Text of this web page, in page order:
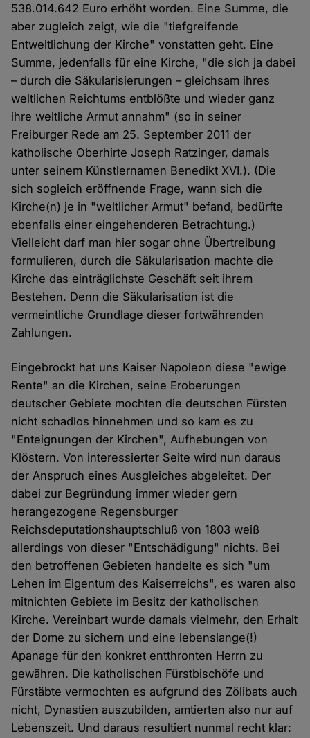
538.014.642 Euro erhöht worden. Eine Summe, die
aber zugleich zeigt, wie die "tiefgreifende
Entweltlichung der Kirche" vonstatten geht. Eine
Summe, jedenfalls für eine Kirche, "die sich ja dabei
– durch die Säkularisierungen – gleichsam ihres
weltlichen Reichtums entblößte und wieder ganz
ihre weltliche Armut annahm" (so in seiner
Freiburger Rede am 25. September 2011 der
katholische Oberhirte Joseph Ratzinger, damals
unter seinem Künstlernamen Benedikt XVI.). (Die
sich sogleich eröffnende Frage, wann sich die
Kirche(n) je in "weltlicher Armut" befand, bedürfte
ebenfalls einer eingehenderen Betrachtung.)
Vielleicht darf man hier sogar ohne Übertreibung
formulieren, durch die Säkularisation machte die
Kirche das einträglichste Geschäft seit ihrem
Bestehen. Denn die Säkularisation ist die
vermeintliche Grundlage dieser fortwährenden
Zahlungen.
Eingebrockt hat uns Kaiser Napoleon diese "ewige
Rente" an die Kirchen, seine Eroberungen
deutscher Gebiete mochten die deutschen Fürsten
nicht schadlos hinnehmen und so kam es zu
"Enteignungen der Kirchen", Aufhebungen von
Klöstern. Von interessierter Seite wird nun daraus
der Anspruch eines Ausgleiches abgeleitet. Der
dabei zur Begründung immer wieder gern
herangezogene Regensburger
Reichsdeputationshauptschluß von 1803 weiß
allerdings von dieser "Entschädigung" nichts. Bei
den betroffenen Gebieten handelte es sich "um
Lehen im Eigentum des Kaiserreichs", es waren also
mitnichten Gebiete im Besitz der katholischen
Kirche. Vereinbart wurde damals vielmehr, den Erhalt
der Dome zu sichern und eine lebenslange(!)
Apanage für den konkret entthronten Herrn zu
gewähren. Die katholischen Fürstbischöfe und
Fürstäbte vermochten es aufgrund des Zölibats auch
nicht, Dynastien auszubilden, amtierten also nur auf
Lebenszeit. Und daraus resultiert nunmal recht klar: